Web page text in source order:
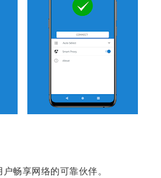
享网络的可靠伙伴。